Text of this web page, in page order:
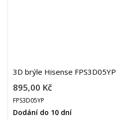
3D brýle Hisense FPS3D05YP
895,00 Kč
FPS3D05YP
Dodání do 10 dní